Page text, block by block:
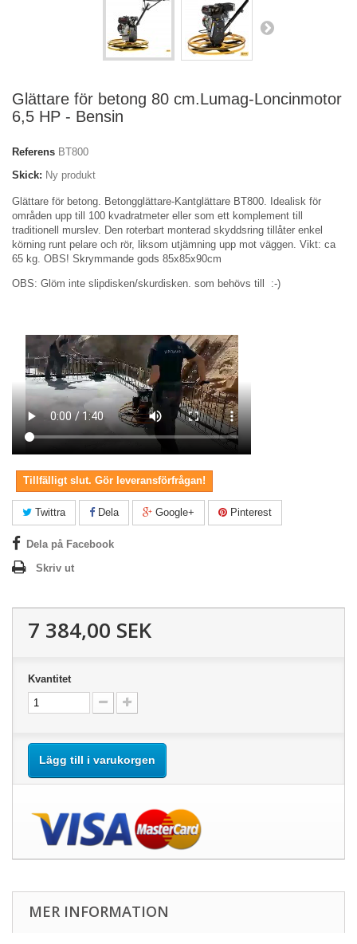
Glättare för betong 80 cm.Lumag-Loncinmotor
6,5 HP - Bensin
Referens BT800
Skick: Ny produkt
Glättare för betong. Betongglättare-Kantglättare BT800. Idealisk för
områden upp till 100 kvadratmeter eller som ett komplement till
traditionell murslev. Den roterbart monterad skyddsring tillåter enkel
körning runt pelare och rör, liksom utjämning upp mot väggen. Vikt: ca
65 kg. OBS! Skrymmande gods 85x85x90cm
OBS: Glöm inte slipdisken/skurdisken. som behövs till :-)
Tillfälligt slut. Gör leveransförfrågan!
Twittra Dela Google+ Pinterest
Dela på Facebook
Skriv ut
7 384,00 SEK
Kvantitet
Lägg till i varukorgen
MER INFORMATION